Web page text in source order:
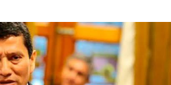
Página
Página
Página